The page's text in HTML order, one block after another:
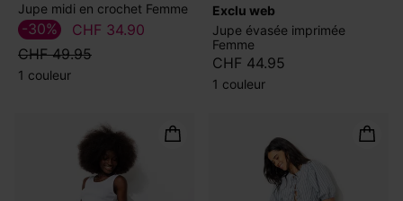
Jupe midi en crochet Femme
CHF 34.90
CHF 49.95
-30%
1 couleur
exclu web
Jupe évasée imprimée
Femme
CHF 44.95
1 couleur